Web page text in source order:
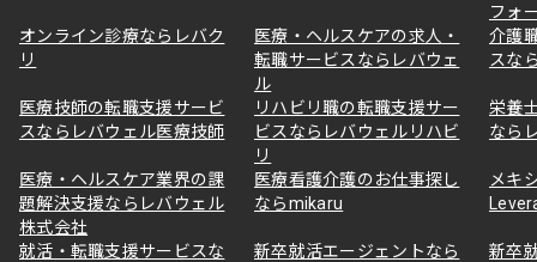
フォ
オンライン診療ならレバク
リ
医療・ヘルスケアの求人・
転職サービスならレバウェ
ル
介護
スな
医療技師の転職支援サービ
スならレバウェル医療技師
リハビリ職の転職支援サー
ビスならレバウェルリハビ
リ
栄養
なら
医療・ヘルスケア業界の課
題解決支援ならレバウェル
株式会社
医療看護介護のお仕事探し
ならmikaru
メキ
就活・転職支援サービスな
新卒就活エージェントなら
新卒